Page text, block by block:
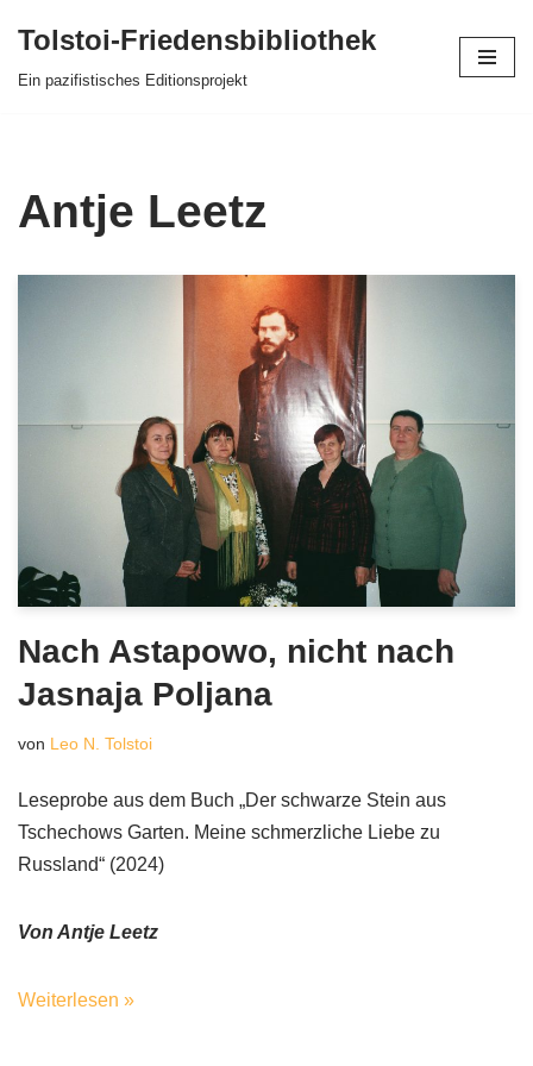
Tolstoi-Friedensbibliothek
Ein pazifistisches Editionsprojekt
Antje Leetz
Nach Astapowo, nicht nach
Jasnaja Poljana
von Leo N. Tolstoi
Leseprobe aus dem Buch „Der schwarze Stein aus
Tschechows Garten. Meine schmerzliche Liebe zu
Russland“ (2024)
Von Antje Leetz
Weiterlesen »